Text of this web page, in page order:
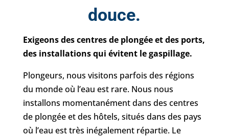
douce.
Exigeons des centres de plongée et des ports,
des installations qui évitent le gaspillage.
Plongeurs, nous visitons parfois des régions
du monde où l’eau est rare. Nous nous
installons momentanément dans des centres
de plongée et des hôtels, situés dans des pays
où l’eau est très inégalement répartie. Le